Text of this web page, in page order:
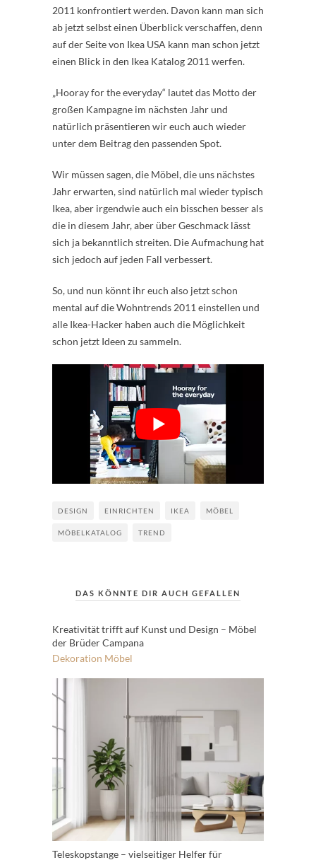
2011 konfrontiert werden. Davon kann man sich
ab jetzt selbst einen Überblick verschaffen, denn
auf der Seite von Ikea USA kann man schon jetzt
einen Blick in den Ikea Katalog 2011 werfen.
„Hooray for the everyday“ lautet das Motto der
großen Kampagne im nächsten Jahr und
natürlich präsentieren wir euch auch wieder
unter dem Beitrag den passenden Spot.
Wir müssen sagen, die Möbel, die uns nächstes
Jahr erwarten, sind natürlich mal wieder typisch
Ikea, aber irgendwie auch ein bisschen besser als
die in diesem Jahr, aber über Geschmack lässt
sich ja bekanntlich streiten. Die Aufmachung hat
sich jedoch auf jeden Fall verbessert.
So, und nun könnt ihr euch also jetzt schon
mental auf die Wohntrends 2011 einstellen und
alle Ikea-Hacker haben auch die Möglichkeit
schon jetzt Ideen zu sammeln.
DESIGN EINRICHTEN IKEA MÖBEL
MÖBELKATALOG TREND
DAS KÖNNTE DIR AUCH GEFALLEN
Kreativität trifft auf Kunst und Design – Möbel
der Brüder Campana
Dekoration Möbel
Teleskopstange – vielseitiger Helfer für